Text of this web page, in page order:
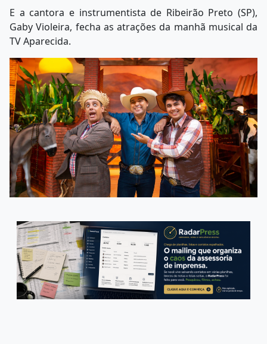
E a cantora e instrumentista de Ribeirão Preto (SP),
Gaby Violeira, fecha as atrações da manhã musical da
TV Aparecida.